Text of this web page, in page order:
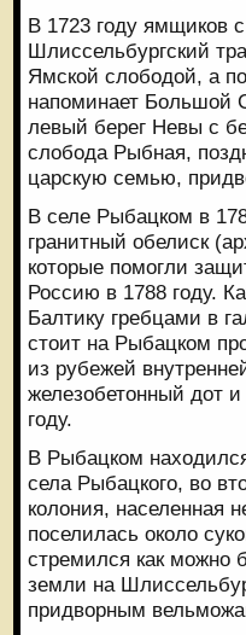
В 1723 году ямщиков
Шлиссельбургский
Ямской слободой, а
напоминает Большой
левый берег Невы с
слобода Рыбная,
царскую семью,
В селе Рыбацком в
гранитный обелиск
которые помогли
Россию в 1788 году.
Балтику гребцами в
стоит на Рыбацком
из рубежей
железобетонный дот
году.
В Рыбацком
села Рыбацкого, во
колония, населенная
поселилась около
стремился как можно
земли на
придворным